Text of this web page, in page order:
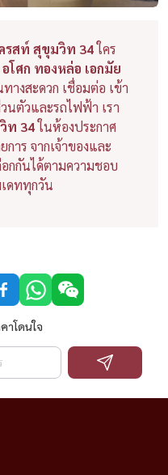
ครสท์ สุขุมวิท 34ใคร
โศก ทองหล่อ เอกมัย
ทางสะดวก เชื่อมต่อ เข้า
นตัวและรถไฟฟ้า เรา
ท 34ในห้องประกาศ
าร จากเจ้าของและ
กันได้ตามความชอบ
ดททุกวัน
าโดนใจ